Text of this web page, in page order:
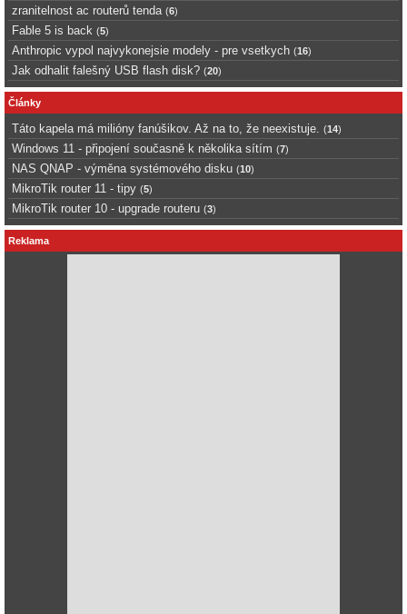
zranitelnost ac routerů tenda (6)
Fable 5 is back (5)
Anthropic vypol najvykonejsie modely - pre vsetkych (16)
Jak odhalit falešný USB flash disk? (20)
Články
Táto kapela má milióny fanúšikov. Až na to, že neexistuje. (14)
Windows 11 - připojení současně k několika sítím (7)
NAS QNAP - výměna systémového disku (10)
MikroTik router 11 - tipy (5)
MikroTik router 10 - upgrade routeru (3)
Reklama